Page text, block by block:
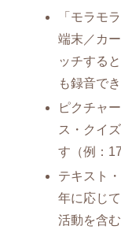
「モラモ
端末／カ
ッチする
も録音で
ピクチャ
ス・クイ
す（例：
テキスト
年に応じ
活動を含